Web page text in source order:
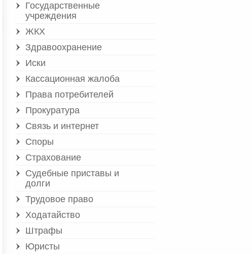
Государственные
учреждения
ЖКХ
Здравоохранение
Иски
Кассационная жалоба
Права потребителей
Прокуратура
Связь и интернет
Споры
Страхование
Судебные приставы и
долги
Трудовое право
Ходатайство
Штрафы
Юристы